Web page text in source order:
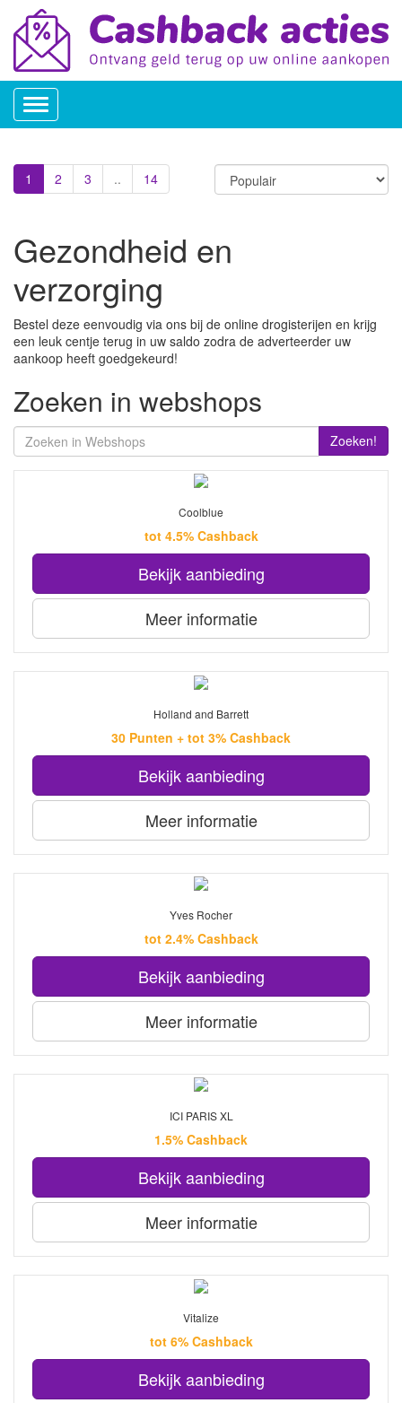
Toggle
navigation
1 2 3 .. 14
Gezondheid en
verzorging
Bestel deze eenvoudig via ons bij de online drogisterijen en krijg
een leuk centje terug in uw saldo zodra de adverteerder uw
aankoop heeft goedgekeurd!
Zoeken in webshops
Zoeken!
Coolblue
tot 4.5% Cashback
Bekijk aanbieding
Meer informatie
Holland and Barrett
30 Punten + tot 3% Cashback
Bekijk aanbieding
Meer informatie
Yves Rocher
tot 2.4% Cashback
Bekijk aanbieding
Meer informatie
ICI PARIS XL
1.5% Cashback
Bekijk aanbieding
Meer informatie
Vitalize
tot 6% Cashback
Bekijk aanbieding